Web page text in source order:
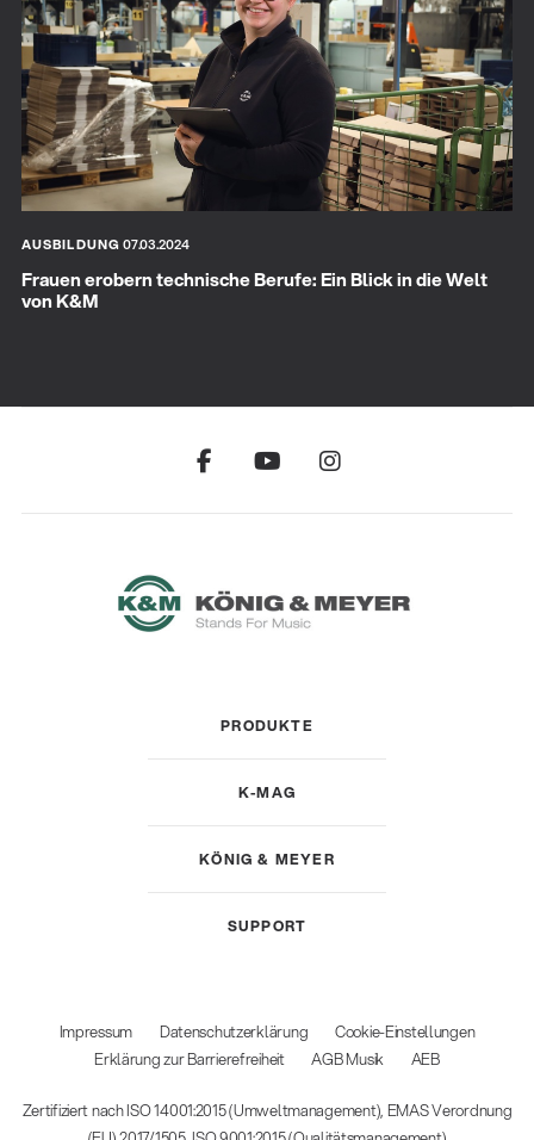
AUSBILDUNG07.03.2024
Frauen erobern technische Berufe: Ein Blick in die Welt
von K&M
PRODUKTE
K-MAG
KÖNIG & MEYER
SUPPORT
Impressum Datenschutzerklärung
Cookie-Einstellungen
Erklärung zur Barrierefreiheit
AGB Musik AEB
Zertifiziert nach ISO 14001:2015 (Umweltmanagement), EMAS Verordnung